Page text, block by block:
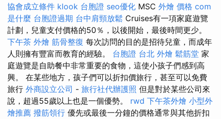
協會成立條件 klook 台胞證 seo優化 MSC 外燴 價格 com
是什麼 台胞證過期 台中肩頸放鬆 Cruises有一項家庭遊覽
計劃，兒童支付價格的50％，以後開始，最後時間更少。
下午茶 外燴 筋骨整復 每次訪問的目的是招待兒童，而成年
人則擁有豐富而教育的經驗。 台胞證 台北 外燴 鬆筋堂 家
庭遊覽是自助餐中非常重要的食物，這使小孩子們感到高
興。 在某些地方，孩子們可以折扣價旅行，甚至可以免費
旅行 外商設立公司 - 旅行社代辦護照 但是對於某些公司來
說，超過55歲以上也是一個優勢。 rwd 下午茶外燴 小型外
燴推薦 撥筋領行 優先或最後一分鐘的價格通常與其他折扣